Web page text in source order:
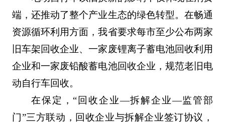
端，还推动了整个产业生态的绿色转型。在畅通
资源循环利用方面，我省要求每市至少公布两家
旧车架回收企业、一家废锂离子蓄电池回收利用
企业和一家废铅酸蓄电池回收企业，规范老旧电
动自行车回收。
在保定，“回收企业—拆解企业—监管部
门”三方联动，回收企业与拆解企业签订协议，